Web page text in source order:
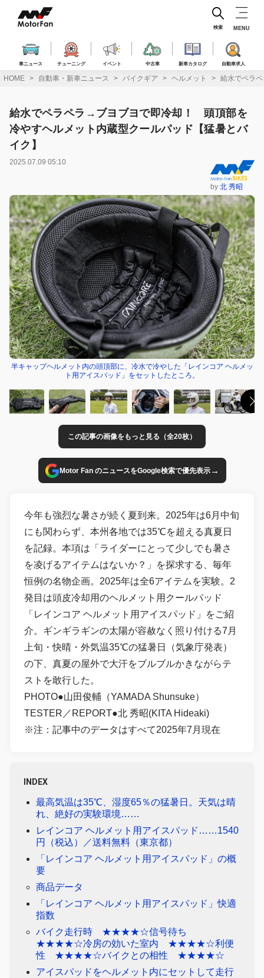
ス
車ニュース チューニング イベント 中古車 新車カタログ 自動車求人
検索 MENU
HOME 自動車・新車ニュース バイクギア ヘルメット 給水でペラ
給水でペラペラ→ブヨブヨで即冷却！ 頭頂部を
冷やすヘルメット内蔵型クールパッド【猛暑とバ
イク】
2025.07.09 05:10
by北 秀昭
半キャップヘルメット内の頭頂部に、冷水で冷やした「レインコア ヘルメッ
ト用アイスパッド」をセットしたところ。
この記事の画像をもっと見る（全20枚）
Motor Fan のニュースをGoogle検索で優先表示→
今年も強烈な暑さが続く夏到来。2025年は6月中旬
にも関わらず、本州各地では35℃を超える真夏日
を記録。本項は「ライダーにとって少しでも暑さ
を凌げるアイテムはないか？」を探求する、毎年
恒例の名物企画。2025年は全6アイテムを実験。2
発目は頭皮冷却用のヘルメット用クールパッド
「レインコア ヘルメット用アイスパッド」をご紹
介。ギンギラギンの太陽が容赦なく照り付ける7月
上旬・快晴・外気温35℃の猛暑日（気象庁発表）
の下、真夏の屋外で大汗をブルブルかきながらテ
ストを敢行した。
PHOTO●山田俊輔（YAMADA Shunsuke）
TESTER／REPORT●北 秀昭(KITA Hideaki)
※注：記事中のデータはすべて2025年7月現在
INDEX
最高気温は35℃、湿度65％の猛暑日。天気は晴
れ、絶好の実験環境……
レインコア ヘルメット用アイスパッド……1540
円（税込）／送料無料（東京都）
「レインコア ヘルメット用アイスパッド」の概
要
商品データ
「レインコア ヘルメット用アイスパッド」快適
指数
バイク走行時 ★★★★☆信号待ち
★★★★☆冷房の効いた室内 ★★★★☆利便
性 ★★★★☆バイクとの相性 ★★★★☆
アイスパッドをヘルメット内にセットして走行